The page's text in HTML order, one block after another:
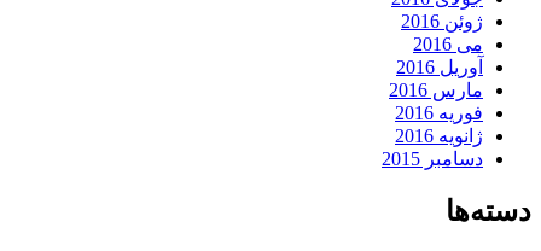
ژوئن 2016
می 2016
آوریل 2016
مارس 2016
فوریه 2016
ژانویه 2016
دسامبر 2015
دسته‌ها